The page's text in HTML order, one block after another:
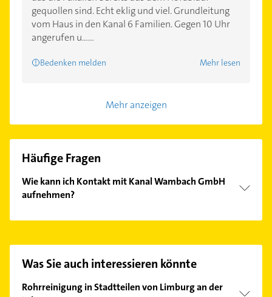
gequollen sind. Echt eklig und viel. Grundleitung
vom Haus in den Kanal 6 Familien. Gegen 10 Uhr
angerufen u......
Bedenken melden Mehr lesen
Mehr anzeigen
Häufige Fragen
Wie kann ich Kontakt mit Kanal Wambach GmbH
aufnehmen?
finden Sie alleKontaktdaten.
Was Sie auch interessieren könnte
Rohrreinigung in Stadtteilen von Limburg an der